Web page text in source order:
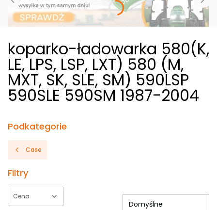
koparko-ładowarka 580(K,
LE, LPS, LSP, LXT) 580 (M,
MXT, SK, SLE, SM) 590LSP
590SLE 590SM 1987-2004
Podkategorie
Case
Filtry
Cena
Domyślne